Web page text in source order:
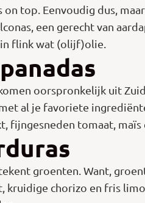
on top. Eenvoudig dus,
een gerecht van
flink wat (olijf)olie.
oorspronkelijk uit
al je favoriete
fijngesneden tomaat, maïs
groenten. Want,
kruidige chorizo en fris